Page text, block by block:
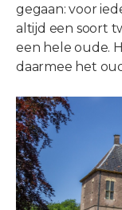
gegaan: voor
altijd een soort
een hele oude.
daarmee het